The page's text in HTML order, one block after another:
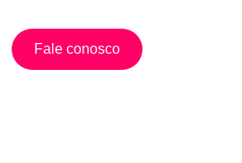
Fale conosco